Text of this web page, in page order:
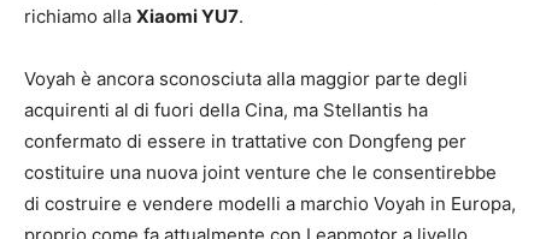
richiamo alla Xiaomi YU7.
Voyah è ancora sconosciuta alla maggior parte degli
acquirenti al di fuori della Cina, ma Stellantis ha
confermato di essere in trattative con Dongfeng per
costituire una nuova joint venture che le consentirebbe
di costruire e vendere modelli a marchio Voyah in Europa,